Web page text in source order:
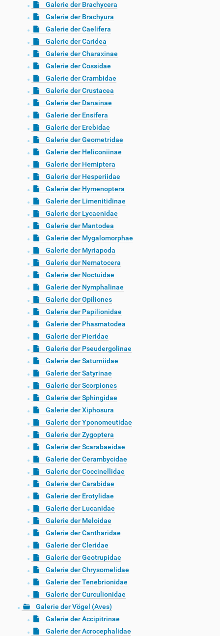
Galerie der Brachycera
Galerie der Brachyura
Galerie der Caelifera
Galerie der Caridea
Galerie der Charaxinae
Galerie der Cossidae
Galerie der Crambidae
Galerie der Crustacea
Galerie der Danainae
Galerie der Ensifera
Galerie der Erebidae
Galerie der Geometridae
Galerie der Heliconiinae
Galerie der Hemiptera
Galerie der Hesperiidae
Galerie der Hymenoptera
Galerie der Limenitidinae
Galerie der Lycaenidae
Galerie der Mantodea
Galerie der Mygalomorphae
Galerie der Myriapoda
Galerie der Nematocera
Galerie der Noctuidae
Galerie der Nymphalinae
Galerie der Opiliones
Galerie der Papilionidae
Galerie der Phasmatodea
Galerie der Pieridae
Galerie der Pseudergolinae
Galerie der Saturniidae
Galerie der Satyrinae
Galerie der Scorpiones
Galerie der Sphingidae
Galerie der Xiphosura
Galerie der Yponomeutidae
Galerie der Zygoptera
Galerie der Scarabaeidae
Galerie der Cerambycidae
Galerie der Coccinellidae
Galerie der Carabidae
Galerie der Erotylidae
Galerie der Lucanidae
Galerie der Meloidae
Galerie der Cantharidae
Galerie der Cleridae
Galerie der Geotrupidae
Galerie der Chrysomelidae
Galerie der Tenebrionidae
Galerie der Curculionidae
Galerie der Vögel (Aves)
Galerie der Accipitrinae
Galerie der Acrocephalidae